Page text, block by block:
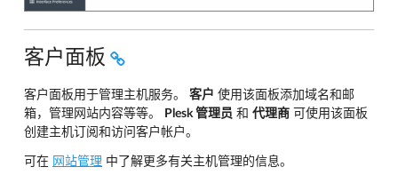
客户面板
客户面板用于管理主机服务。 客户 使用该面板添加域名和邮
箱，管理网站内容等等。
Plesk 管理员 和 代理商 可使用该面板
创建主机订阅和访问客户帐户。
可在 网站管理 中了解更多有关主机管理的信息。